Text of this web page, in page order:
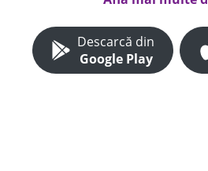
Descarcă din
Google Play